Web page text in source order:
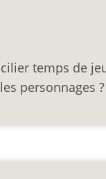
temps de
personnages ?